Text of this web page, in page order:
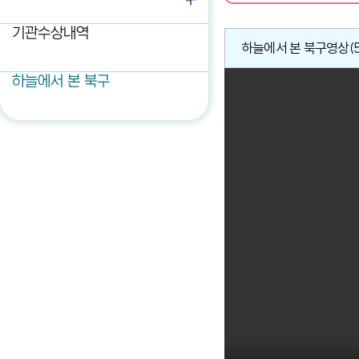
기관수상내역
하늘에서 본 북구
하늘에서 본 북구영상